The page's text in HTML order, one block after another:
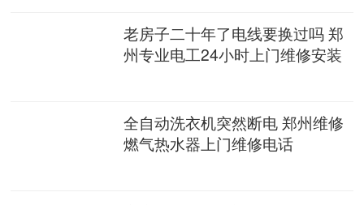
老房子二十年了电线要换过吗 郑
州专业电工24小时上门维修安装
全自动洗衣机突然断电 郑州维修
燃气热水器上门维修电话